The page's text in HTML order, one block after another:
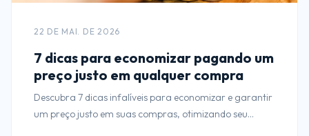
22 DE MAI. DE 2026
7 dicas para economizar pagando um
preço justo em qualquer compra
Descubra 7 dicas infalíveis para economizar e garantir
um preço justo em suas compras, otimizando seu